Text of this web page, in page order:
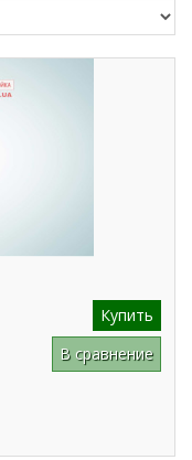
Купить
В сравнение